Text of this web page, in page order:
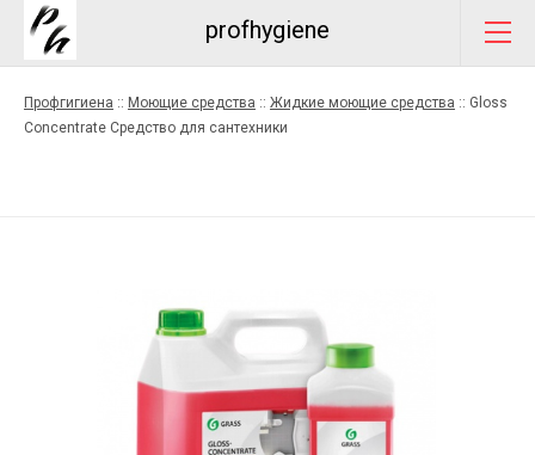
profhygiene
Профгигиена :: Моющие средства :: Жидкие моющие средства :: Gloss
Concentrate Средство для сантехники